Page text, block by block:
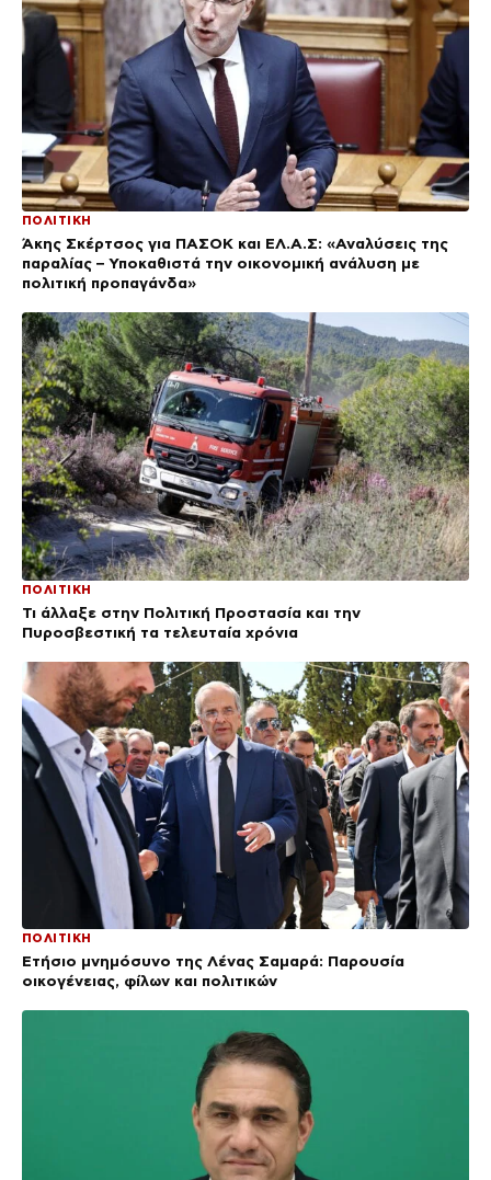
ΠΟΛΙΤΙΚΗ
Άκης Σκέρτσος για ΠΑΣΟΚ και ΕΛ.Α.Σ: «Αναλύσεις της
παραλίας – Υποκαθιστά την οικονομική ανάλυση με
πολιτική προπαγάνδα»
ΠΟΛΙΤΙΚΗ
Τι άλλαξε στην Πολιτική Προστασία και την
Πυροσβεστική τα τελευταία χρόνια
ΠΟΛΙΤΙΚΗ
Ετήσιο μνημόσυνο της Λένας Σαμαρά: Παρουσία
οικογένειας, φίλων και πολιτικών